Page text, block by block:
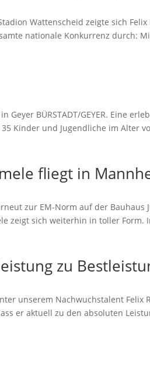
Wattenscheid zeigte sich
nationale Konkurrenz durch:
BÜRSTADT/GEYER. Eine
Kinder und Jugendliche im Alter
fliegt in
zur EM-Norm auf der
zeigt sich weiterhin in toller
zu
unserem Nachwuchstalent
er aktuell zu den absoluten